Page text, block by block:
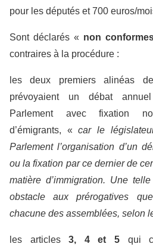
pour les députés et 700 euros/
Sont déclarés « non
contraires à la procédure :
les deux premiers alinéas
prévoyaient un débat
Parlement avec fixation
d’émigrants, «car le
Parlement l’organisation d’un
ou la fixation par ce dernier de
matière d’immigration. Une
obstacle aux prérogatives
chacune des assemblées, selon
les articles3, 4 et 5 qui